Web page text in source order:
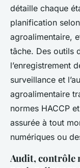
détaille chaque
planification
agroalimentaire,
tâche. Des outils
l’enregistrement
surveillance et
agroalimentaire
normes HACCP
assurée à tout
numériques ou
Audit, contrôle